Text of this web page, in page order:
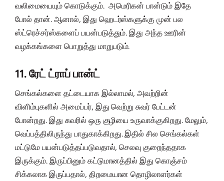
வலிமையையும் கொடுக்கும். அமெரிகன் பான்டும் இதே
போல் தான். ஆனால், இது ஹெடர்ஸ்களுக்கு முன் பல
ஸ்ட்ரெச்சர்ஸ்களைப் பயன்படுத்தும். இது அந்த ஊரின்
வழக்கங்களை பொறுத்து மாறுபடும்.
11. ரேட் ட்ராப் பான்ட்
செங்கல்களை தட்டையாக இல்லாமல், அவற்றின்
விளிம்புகளில் அமைப்பர், இது வெற்று சுவர் பேட்டன்
போன்றது. இது சுவரில் ஒரு குழியை உருவாக்குகிறது. மேலும்,
வெப்பத்திலிருந்து பாதுகாக்கிறது. இதில் சில செங்கல்கள்
மட்டுமே பயன்படுத்தப்படுவதால், செலவு குறைந்ததாக
இருக்கும். இருப்பினும் கட்டுமானத்தில் இது கொஞ்சம்
சிக்கலாக இருப்பதால், திறமையான தொழிலாளர்கள்